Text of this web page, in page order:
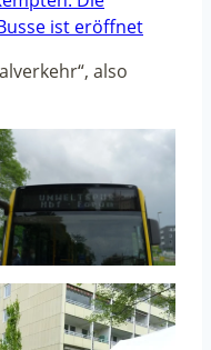
ist eröffnet
also